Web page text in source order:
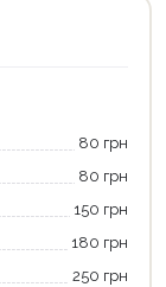
80 грн
80 грн
150 грн
180 грн
250 грн